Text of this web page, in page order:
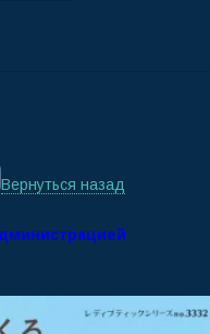
Вернуться назад